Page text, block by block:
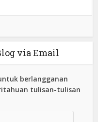
via Email
berlangganan
tulisan-tulisan